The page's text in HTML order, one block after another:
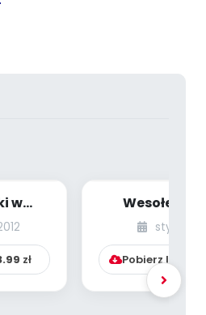
w
zł
Wesołe
(scenariusz
edukacyjnej z
styczeń
Pobierz lub